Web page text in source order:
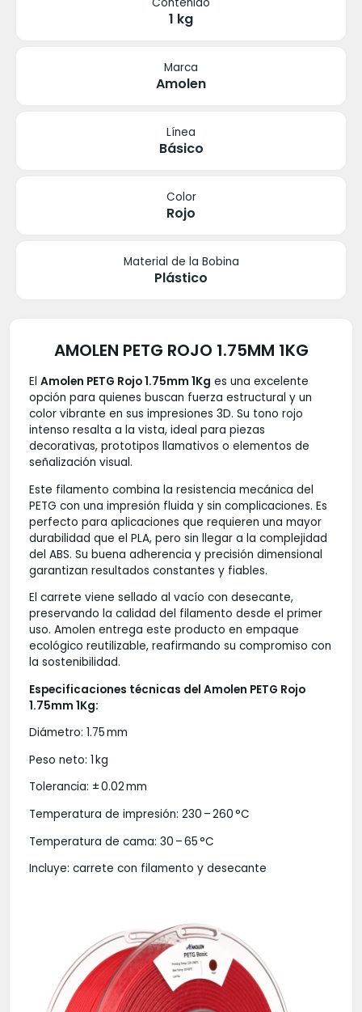
Contenido
1 kg
Marca
Amolen
Línea
Básico
Color
Rojo
Material de la Bobina
Plástico
AMOLEN PETG ROJO 1.75MM 1KG
El Amolen PETG Rojo 1.75mm 1Kg es una excelente
opción para quienes buscan fuerza estructural y un
color vibrante en sus impresiones 3D. Su tono rojo
intenso resalta a la vista, ideal para piezas
decorativas, prototipos llamativos o elementos de
señalización visual.
Este filamento combina la resistencia mecánica del
PETG con una impresión fluida y sin complicaciones. Es
perfecto para aplicaciones que requieren una mayor
durabilidad que el PLA, pero sin llegar a la complejidad
del ABS. Su buena adherencia y precisión dimensional
garantizan resultados constantes y fiables.
El carrete viene sellado al vacío con desecante,
preservando la calidad del filamento desde el primer
uso. Amolen entrega este producto en empaque
ecológico reutilizable, reafirmando su compromiso con
la sostenibilidad.
Especificaciones técnicas del Amolen PETG Rojo
1.75mm 1Kg:
Diámetro: 1.75 mm
Peso neto: 1 kg
Tolerancia: ± 0.02 mm
Temperatura de impresión: 230 – 260 °C
Temperatura de cama: 30 – 65 °C
Incluye: carrete con filamento y desecante